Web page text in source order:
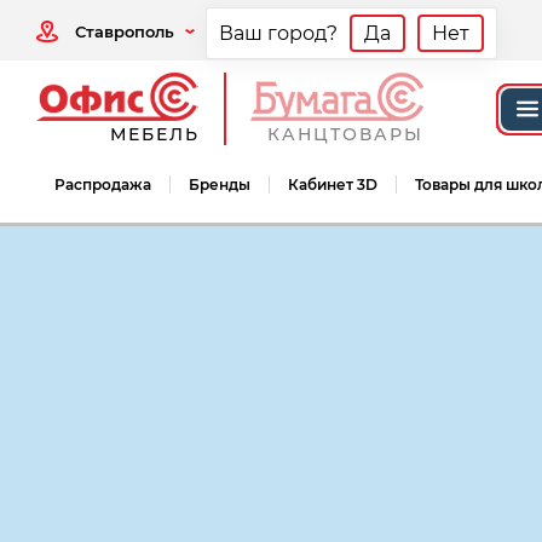
Ставрополь Ваш город? Да Нет
МЕБЕЛЬ КАНЦТОВАРЫ
Распродажа Бренды Кабинет 3D Товары для